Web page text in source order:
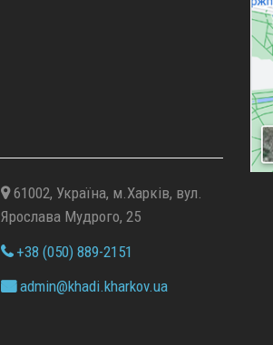
61002, Україна, м.Харків, вул.
Ярослава Мудрого, 25
+38 (050) 889-2151
admin@khadi.kharkov.ua